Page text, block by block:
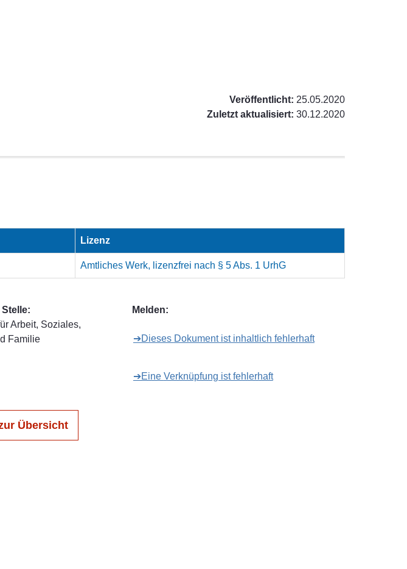
Veröffentlicht: 25.05.2020
Zuletzt aktualisiert: 30.12.2020
Lizenz
Amtliches Werk, lizenzfrei nach § 5 Abs. 1 UrhG
Arbeit, Soziales,
Familie
Melden:
➔Dieses Dokument ist inhaltlich fehlerhaft
➔Eine Verknüpfung ist fehlerhaft
Übersicht